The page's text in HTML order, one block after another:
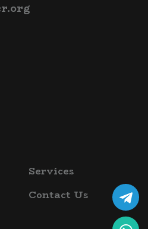
Services
Contact Us